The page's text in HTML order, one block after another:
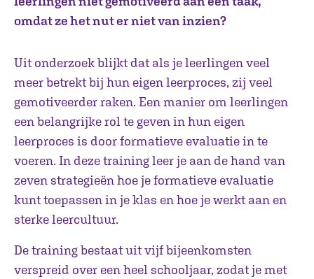
omdat ze het nut er niet van inzien?
Uit onderzoek blijkt dat als je leerlingen veel
meer betrekt bij hun eigen leerproces, zij veel
gemotiveerder raken. Een manier om leerlingen
een belangrijke rol te geven in hun eigen
leerproces is door formatieve evaluatie in te
voeren. In deze training leer je aan de hand van
zeven strategieën hoe je formatieve evaluatie
kunt toepassen in je klas en hoe je werkt aan en
sterke leercultuur.
De training bestaat uit vijf bijeenkomsten
verspreid over een heel schooljaar, zodat je met